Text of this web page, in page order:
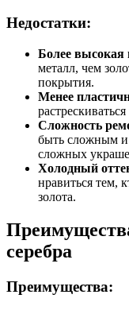
Недостатки:
Более высокая
металл, чем
покрытия.
Менее
Сложность
быть сложным и
сложных
Холодный
нравиться тем,
золота.
серебра
Преимущества: